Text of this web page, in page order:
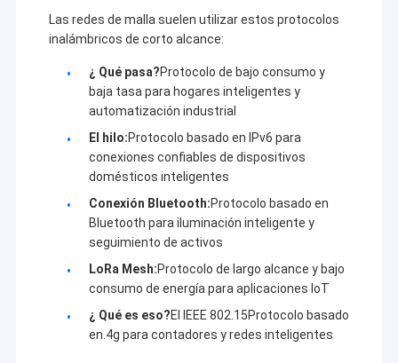
Las redes de malla suelen utilizar estos protocolos
inalámbricos de corto alcance:
¿ Qué pasa?Protocolo de bajo consumo y
baja tasa para hogares inteligentes y
automatización industrial
El hilo:Protocolo basado en IPv6 para
conexiones confiables de dispositivos
domésticos inteligentes
Conexión Bluetooth:Protocolo basado en
Bluetooth para iluminación inteligente y
seguimiento de activos
LoRa Mesh:Protocolo de largo alcance y bajo
consumo de energía para aplicaciones IoT
¿ Qué es eso?El IEEE 802.15Protocolo basado
en.4g para contadores y redes inteligentes